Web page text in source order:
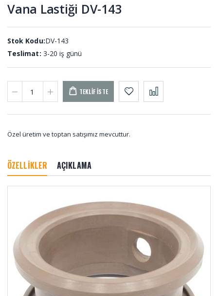
Vana Lastiği DV-143
Stok Kodu:DV-143
Teslimat: 3-20 iş günü
TEKLIF İSTE
Özel üretim ve toptan satışımız mevcuttur.
ÖZELLİKLER AÇIKLAMA
O-ring Nitril
ON-001 (50